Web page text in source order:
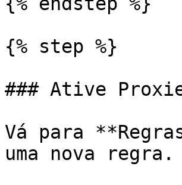
{% step %}
### Ative
Vá para
uma nova regra.